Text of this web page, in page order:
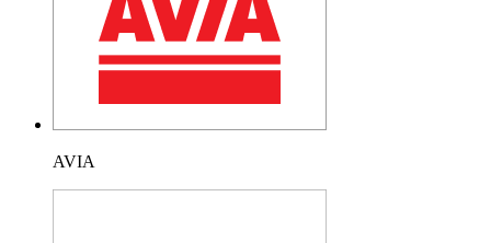
AVIA